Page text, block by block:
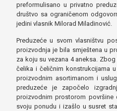
preformulisano u privatno
društvo sa ograničenom
jedini vlasnik Milorad Miladinović.
Preduzeće u svom vlasništvu
proizvodnja je bila smještena u
za koju su vezana 4 aneksa.
čelika i čeličnim konstrukcijama
proizvodnim asortimanom i
preduzeće je započelo
proizvodnim prostorom površine
svoju ponudu i izašlo u susret